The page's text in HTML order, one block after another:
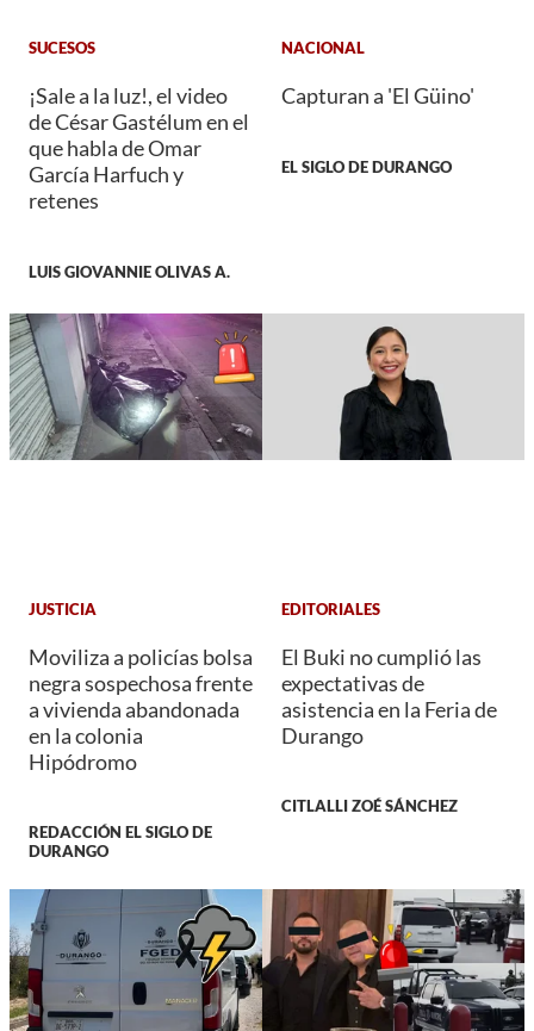
SUCESOS
¡Sale a la luz!, el video
de César Gastélum en el
que habla de Omar
García Harfuch y
retenes
LUIS GIOVANNIE OLIVAS A.
NACIONAL
Capturan a 'El Güino'
EL SIGLO DE DURANGO
JUSTICIA
Moviliza a policías bolsa
negra sospechosa frente
a vivienda abandonada
en la colonia
Hipódromo
REDACCIÓN EL SIGLO DE
DURANGO
EDITORIALES
El Buki no cumplió las
expectativas de
asistencia en la Feria de
Durango
CITLALLI ZOÉ SÁNCHEZ